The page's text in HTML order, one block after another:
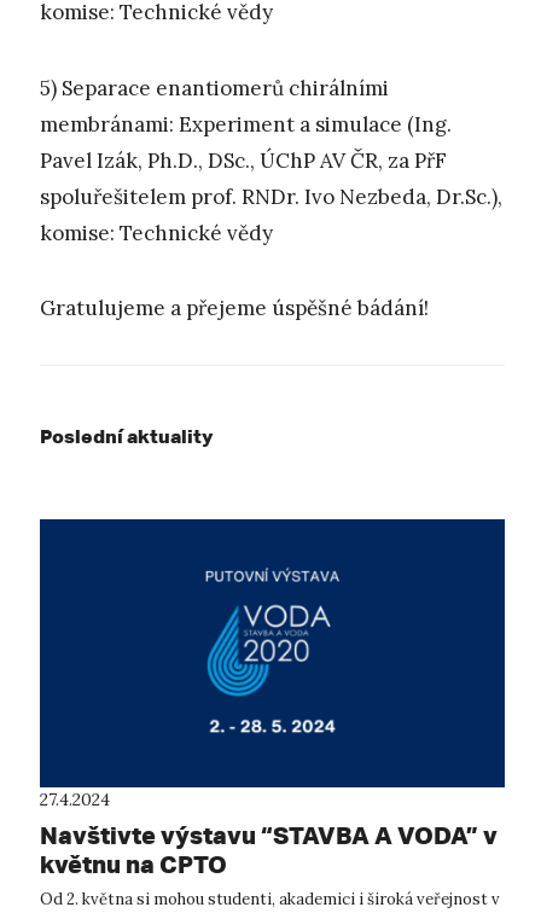
komise: Technické vědy
5) Separace enantiomerů chirálními
membránami: Experiment a simulace (Ing.
Pavel Izák, Ph.D., DSc., ÚChP AV ČR, za PřF
spoluřešitelem prof. RNDr. Ivo Nezbeda, Dr.Sc.),
komise: Technické vědy
Gratulujeme a přejeme úspěšné bádání!
Poslední aktuality
27.4.2024
Navštivte výstavu “STAVBA A VODA” v
květnu na CPTO
Od 2. května si mohou studenti, akademici i široká veřejnost v